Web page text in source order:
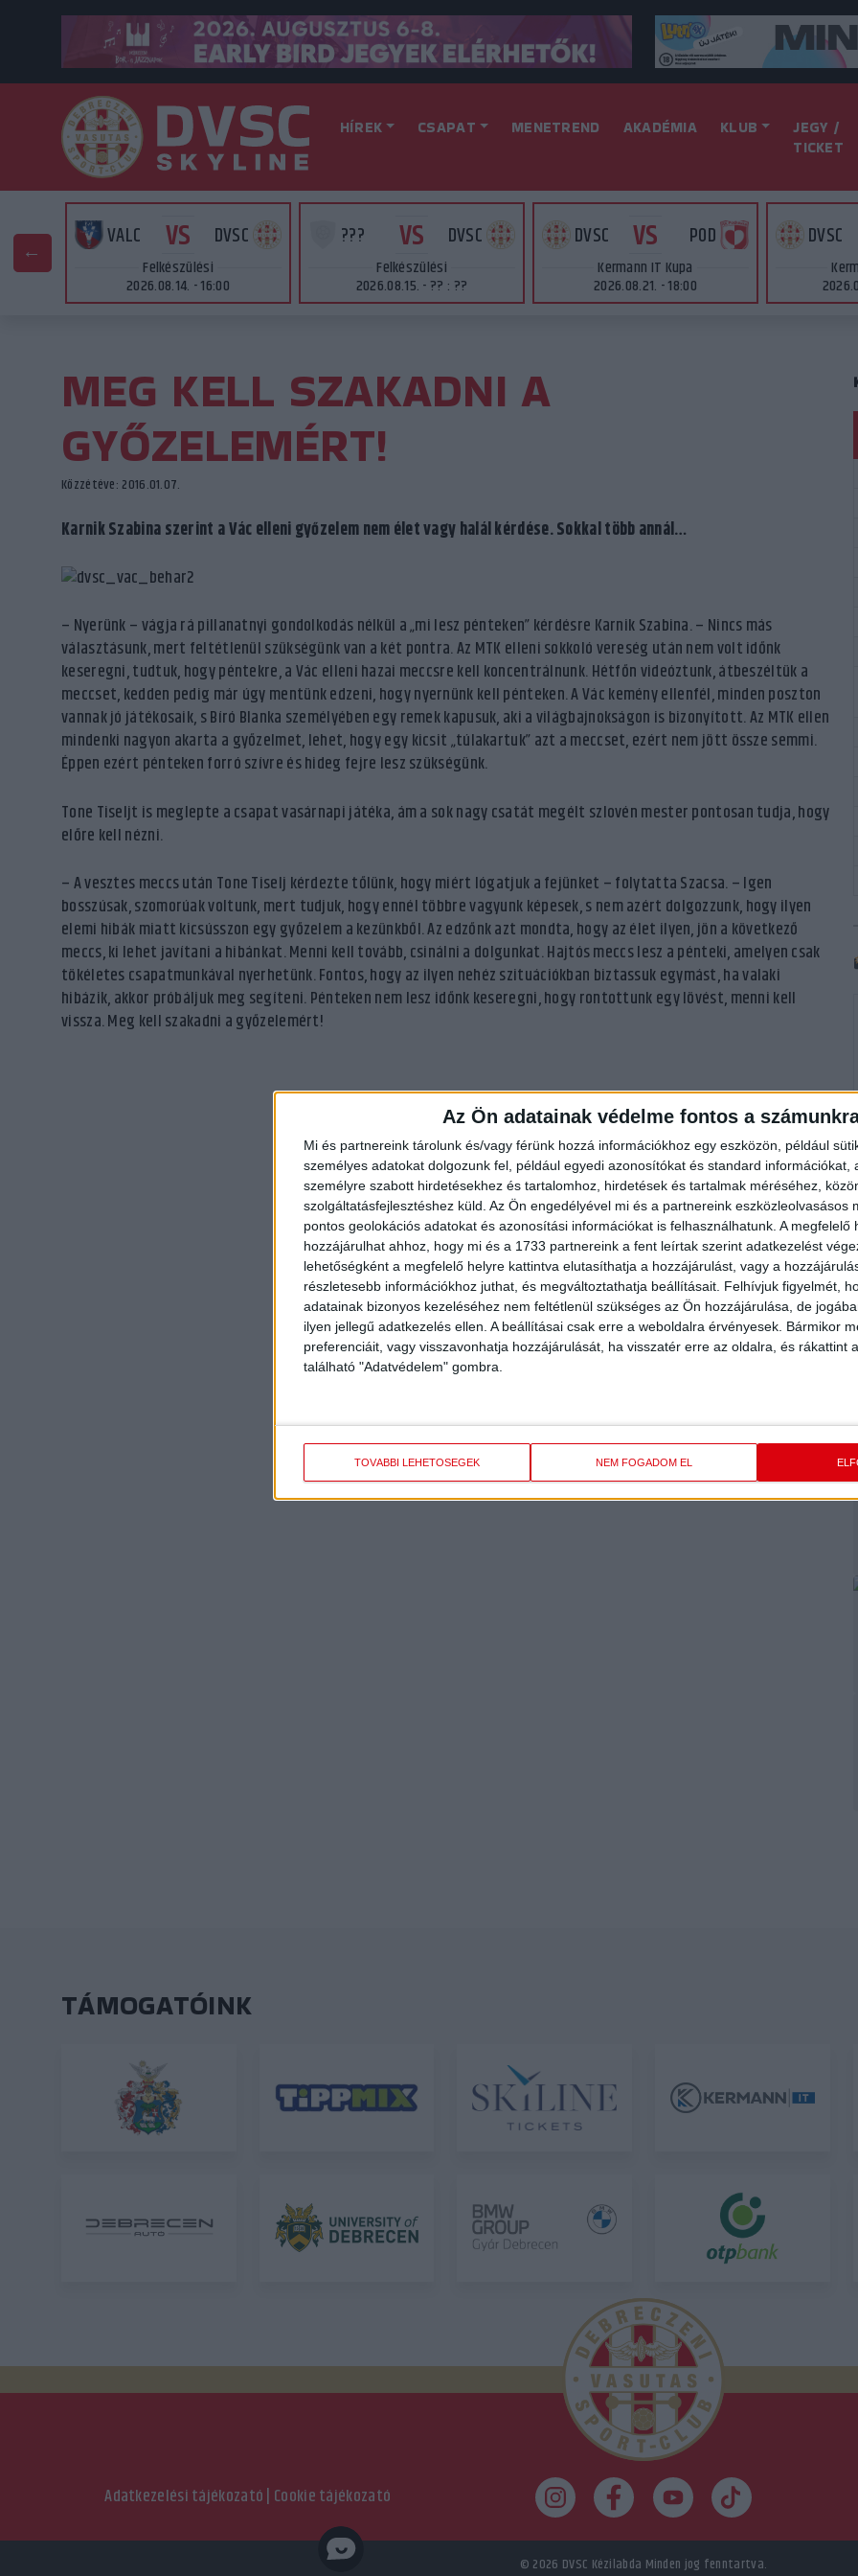
Az Ön adatainak védelme fontos a
Mi és partnereink tárolunk és/vagy férünk hozzá információkhoz egy eszközön, például
személyes adatokat dolgozunk fel, például egyedi azonosítókat és standard információkat,
személyre szabott hirdetésekhez és tartalomhoz, hirdetések és tartalmak méréséhez,
szolgáltatásfejlesztéshez küld. Az Ön engedélyével mi és a partnereink eszközleolvasásos
pontos geolokációs adatokat és azonosítási információkat is felhasználhatunk. A megfelelő
hozzájárulhat ahhoz, hogy mi és a 1733 partnereink a fent leírtak szerint adatkezelést
lehetőségként a megfelelő helyre kattintva elutasíthatja a hozzájárulást, vagy a
részletesebb információkhoz juthat, és megváltoztathatja beállításait. Felhívjuk figyelmét,
adatainak bizonyos kezeléséhez nem feltétlenül szükséges az Ön hozzájárulása, de
ilyen jellegű adatkezelés ellen. A beállításai csak erre a weboldalra érvényesek. Bármikor
preferenciáit, vagy visszavonhatja hozzájárulását, ha visszatér erre az oldalra, és rákattint
található "Adatvédelem" gombra.
TOVÁBBI LEHETŐSÉGEK NEM FOGADOM EL
HÍREK CSAPAT MENETREND AKADÉMIA KLUB
JEGY /
TICKET
VALC VS DVSC
Felkészülési
2026.08.14. - 16:00
??? VS DVSC
Felkészülési
2026.08.15. - ?? : ??
DVSC VS POD
Kermann IT Kupa
2026.08.21. - 18:00
DVSC
MEG KELL SZAKADNI A
GYŐZELEMÉRT!
Közzétéve: 2016.01.07.
Karnik Szabina szerint a Vác elleni győzelem nem élet vagy halál kérdése. Sokkal több annál…
– Nyerünk – vágja rá pillanatnyi gondolkodás nélkül a „mi lesz pénteken” kérdésre Karnik Szabina. – Nincs más
választásunk, mert feltétlenül szükségünk van a két pontra. Az MTK elleni sokkoló vereség után nem volt időnk
keseregni, tudtuk, hogy péntekre, a Vác elleni hazai meccsre kell koncentrálnunk. Hétfőn videóztunk, átbeszéltük a
meccset, kedden pedig már úgy mentünk edzeni, hogy nyernünk kell pénteken. A Vác kemény ellenfél, minden poszton
vannak jó játékosaik, s Bíró Blanka személyében egy remek kapusuk, aki a világbajnokságon is bizonyított. Az MTK ellen
mindenki nagyon akarta a győzelmet, lehet, hogy egy kicsit „túlakartuk” azt a meccset, ezért nem jött össze semmi.
Éppen ezért pénteken forró szívre és hideg fejre lesz szükségünk.
Tone Tiseljt is meglepte a csapat vasárnapi játéka, ám a sok nagy csatát megélt szlovén mester pontosan tudja, hogy
előre kell nézni.
– A vesztes meccs után Tone Tiselj kérdezte tőlünk, hogy miért lógatjuk a fejünket – folytatta Szacsa. – Igen
bosszúsak, szomorúak voltunk, mert tudjuk, hogy ennél többre vagyunk képesek, s nem azért dolgozzunk, hogy ilyen
elemi hibák miatt kicsússzon egy győzelem a kezünkből. Az edzőnk azt mondta, hogy az élet ilyen, jön a következő
meccs, ki lehet javítani a hibánkat. Menni kell tovább, csinálni a dolgunkat. Hajtós meccs lesz a pénteki, amelyen csak
tökéletes csapatmunkával nyerhetünk. Fontos, hogy az ilyen nehéz szituációkban biztassuk egymást, ha valaki
hibázik, akkor próbáljuk meg segíteni. Pénteken nem lesz időnk keseregni, hogy rontottunk egy lövést, menni kell
vissza. Meg kell szakadni a győzelemért!
TÁMOGATÓINK
Adatkezelési tájékozató| Cookie tájékozató
© 2026 DVSC Kézilabda Minden jog fenntartva.